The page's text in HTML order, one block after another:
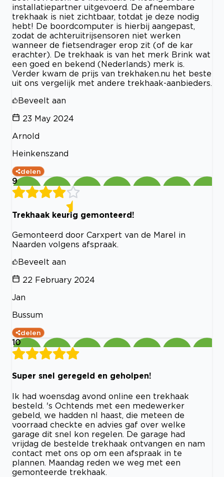
installatiepartner uitgevoerd. De afneembare
trekhaak is niet zichtbaar, totdat je deze nodig
hebt! De boordcomputer is hierbij aangepast,
zodat de achteruitrijsensoren niet werken
wanneer de fietsendrager erop zit (of de kar
erachter). De trekhaak is van het merk Brink wat
een goed en bekend (Nederlands) merk is.
Verder kwam de prijs van trekhaken.nu het beste
uit ons vergelijk met andere trekhaak-aanbieders.
Beveelt aan
23 May 2024
Arnold
Heinkenszand
delen
9
Trekhaak keurig gemonteerd!
Gemonteerd door Carxpert van de Marel in
Naarden volgens afspraak.
Beveelt aan
22 February 2024
Jan
Bussum
delen
10
Super snel geregeld en geholpen!
Ik had woensdag avond online een trekhaak
besteld. 's Ochtends met een medewerker
gebeld, we hadden nl haast, die meteen de
voorraad checkte en advies gaf over welke
garage dit snel kon regelen. De garage had
vrijdag de bestelde trekhaak ontvangen en nam
contact met ons op om een afspraak in te
plannen. Maandag reden we weg met een
gemonteerde trekhaak.